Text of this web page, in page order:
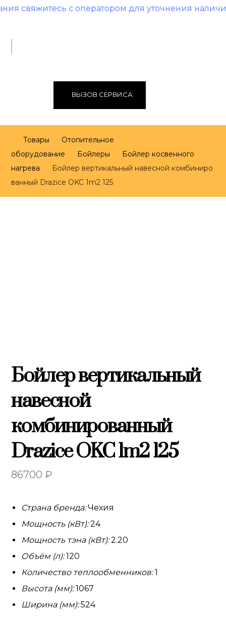
с оператором для уточнения наличия и
ВЫЗОВ СЕРВИСА
Товары
Отопительное
оборудование
Бойлеры
Бойлер косвенного
нагрева
Бойлер вертикальный навесной комбиниро
ванный Drazice OKC 1m2 125
Бойлер вертикальный
навесной
комбинированный
Drazice OKC 1m2 125
86700₽
Страна бренда:Чехия
Мощность (кВт):24
Мощность тэна (кВт):2.20
Объём (л):120
Количество теплообменников:1
Высота (мм):1067
Ширина (мм):524